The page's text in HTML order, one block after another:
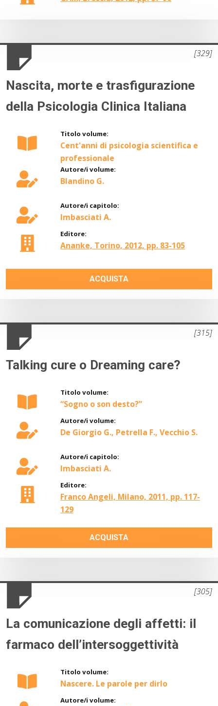
Nascita, morte e trasfigurazione
della Psicologia Clinica Italiana
[329]
Titolo volume:
Cent'anni di psicologia scientifica e
professionale
Autore/i volume:
Blandino G.
Autore/i capitolo:
Imbasciati A.
Editore:
Ananke, Torino, 2012, pp. 83-105
ACQUISTA
Talking cure o Dreaming care?
[315]
Titolo volume:
“Sogno o son desto?”
Autore/i volume:
De Giorgio G., Petrella F., Vecchio S.
Autore/i capitolo:
Imbasciati A.
Editore:
Franco Angeli, Milano, 2011, pp. 117-
129
ACQUISTA
La comunicazione degli affetti: il
farmaco dell’intersoggettività
[305]
Titolo volume:
Nascere. Le parole per dirlo
Autore/i volume: